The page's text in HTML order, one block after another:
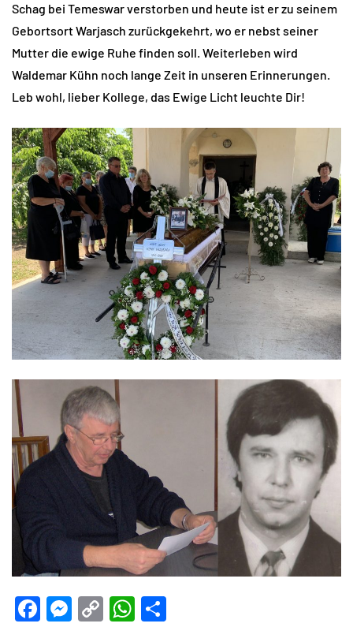
Schag bei Temeswar verstorben und heute ist er zu seinem
Gebortsort Warjasch zurückgekehrt, wo er nebst seiner
Mutter die ewige Ruhe finden soll. Weiterleben wird
Waldemar Kühn noch lange Zeit in unseren Erinnerungen.
Leb wohl, lieber Kollege, das Ewige Licht leuchte Dir!
Facebook
Messenger
CopyWhatsApp